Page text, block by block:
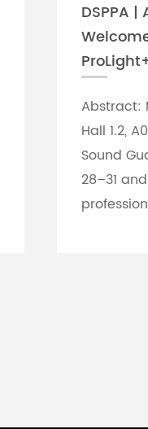
DSPPA
Abstract:
Hall 1.2,
Sound
28–31